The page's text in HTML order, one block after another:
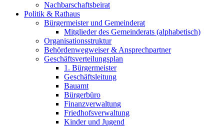
Nachbarschaftsbeirat
Politik & Rathaus
Bürgermeister und Gemeinderat
Mitglieder des Gemeinderats (alphabetisch)
Organisationsstruktur
Behördenwegweiser & Ansprechpartner
Geschäftsverteilungsplan
1. Bürgermeister
Geschäftsleitung
Bauamt
Bürgerbüro
Finanzverwaltung
Friedhofsverwaltung
Kinder und Jugend